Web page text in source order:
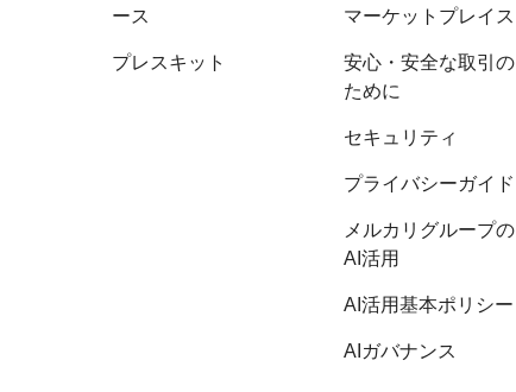
ース
プレスキット
マーケットプレイス
安心・安全な取引の
ために
セキュリティ
プライバシーガイド
メルカリグループの
AI活用
AI活用基本ポリシー
AIガバナンス